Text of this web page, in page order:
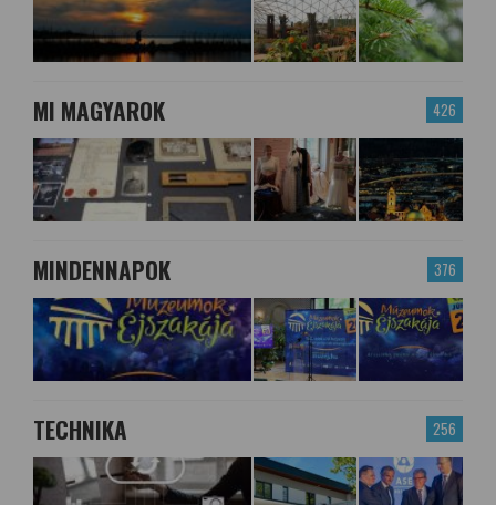
426
MI MAGYAROK
376
MINDENNAPOK
256
TECHNIKA